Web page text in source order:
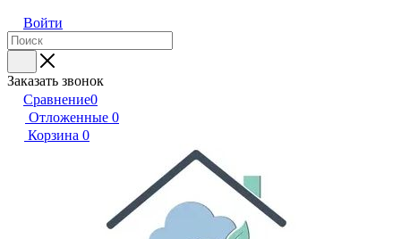
Войти
Заказать звонок
Сравнение0
Отложенные 0
Корзина 0